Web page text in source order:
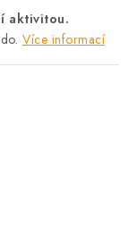
aktivitou.
Více informací